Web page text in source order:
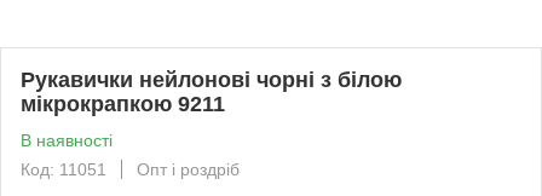
Рукавички нейлонові чорні з білою
мікрокрапкою 9211
В наявності
Код: 11051
Опт і роздріб